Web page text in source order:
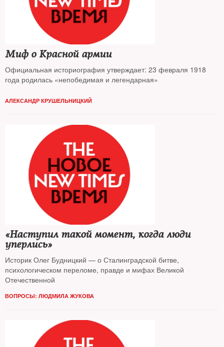
Миф о Красной армии
Официальная историография утверждает: 23 февраля 1918
года родилась «непобедимая и легендарная»
АЛЕКСАНДР КРУШЕЛЬНИЦКИЙ
«Наступил такой момент, когда люди
уперлись»
Историк Олег Будницкий — о Сталинградской битве,
психологическом переломе, правде и мифах Великой
Отечественной
ВОПРОСЫ: ЛЮДМИЛА ЖУКОВА